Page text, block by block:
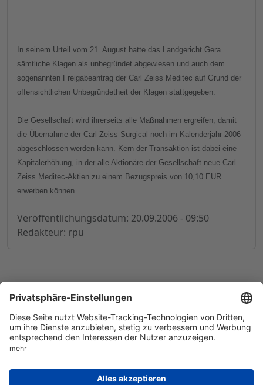
In seinem Urteil vom 21. August hatte das Landgericht Gera
sämtliche Klagen als unbegründet abgewiesen und auch dem
sogenannten Freigabeantrag der Carl Zeiss Meditec auf Grund der
offensichtlichen Unbegründetheit der Klagen stattgegeben.
Die Gesellschaft wird ihrerseits alle Maßnahmen ergreifen, damit
die Übernahme der Carl Zeiss Surgical noch im Kalenderjahr 2006
abgeschlossen werden kann. Kern der Transaktion ist dabei eine
Kapitalerhöhung, in der alle Aktionäre der Gesellschaft neue Carl
Zeiss Meditec-Aktien zu einem Bezugspreis von 10,10 EUR
erwerben können.
Veröffentlichungsdatum: 20.09.2006 - 09:50
Redakteur: rpu
© 1998-2026by GSC Research GmbH
Datenschutz